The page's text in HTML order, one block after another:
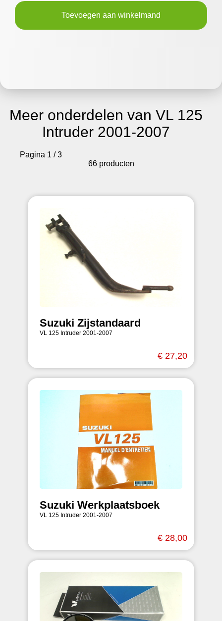
Toevoegen aan winkelmand
Meer onderdelen van VL 125
Intruder 2001-2007
Pagina 1 / 3
66 producten
Suzuki Zijstandaard
VL 125 Intruder 2001-2007
€ 27,20
Suzuki Werkplaatsboek
VL 125 Intruder 2001-2007
€ 28,00